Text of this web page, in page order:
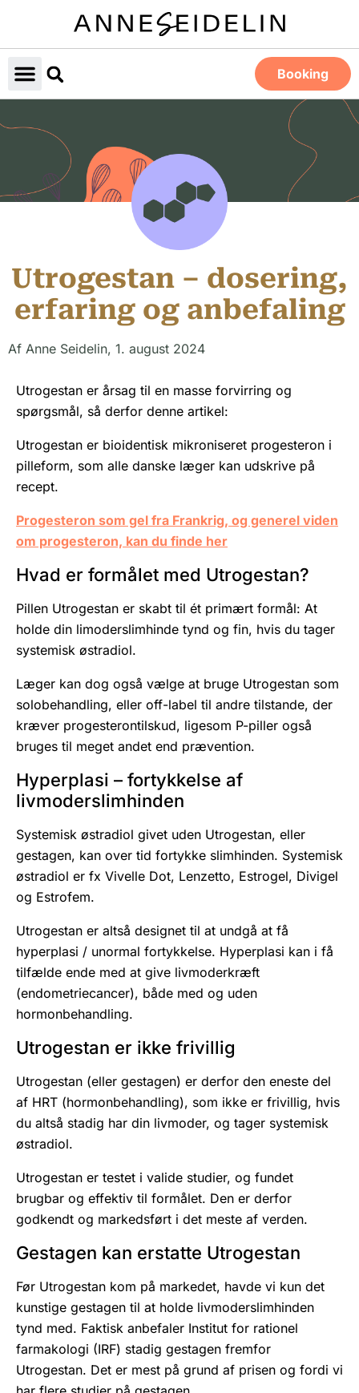
Booking
Utrogestan – dosering,
erfaring og anbefaling
Af Anne Seidelin, 1. august 2024
Utrogestan er årsag til en masse forvirring og
spørgsmål, så derfor denne artikel:
Utrogestan er bioidentisk mikroniseret progesteron i
pilleform, som alle danske læger kan udskrive på
recept.
Progesteron som gel fra Frankrig, og generel viden
om progesteron, kan du finde her
Hvad er formålet med Utrogestan?
Pillen Utrogestan er skabt til ét primært formål: At
holde din limoderslimhinde tynd og fin, hvis du tager
systemisk østradiol.
Læger kan dog også vælge at bruge Utrogestan som
solobehandling, eller off-label til andre tilstande, der
kræver progesterontilskud, ligesom P-piller også
bruges til meget andet end prævention.
Hyperplasi – fortykkelse af
livmoderslimhinden
Systemisk østradiol givet uden Utrogestan, eller
gestagen, kan over tid fortykke slimhinden. Systemisk
østradiol er fx Vivelle Dot, Lenzetto, Estrogel, Divigel
og Estrofem.
Utrogestan er altså designet til at undgå at få
hyperplasi / unormal fortykkelse. Hyperplasi kan i få
tilfælde ende med at give livmoderkræft
(endometriecancer), både med og uden
hormonbehandling.
Utrogestan er ikke frivillig
Utrogestan (eller gestagen) er derfor den eneste del
af HRT (hormonbehandling), som ikke er frivillig, hvis
du altså stadig har din livmoder, og tager systemisk
østradiol.
Utrogestan er testet i valide studier, og fundet
brugbar og effektiv til formålet. Den er derfor
godkendt og markedsført i det meste af verden.
Gestagen kan erstatte Utrogestan
Før Utrogestan kom på markedet, havde vi kun det
kunstige gestagen til at holde livmoderslimhinden
tynd med. Faktisk anbefaler Institut for rationel
farmakologi (IRF) stadig gestagen fremfor
Utrogestan. Det er mest på grund af prisen og fordi vi